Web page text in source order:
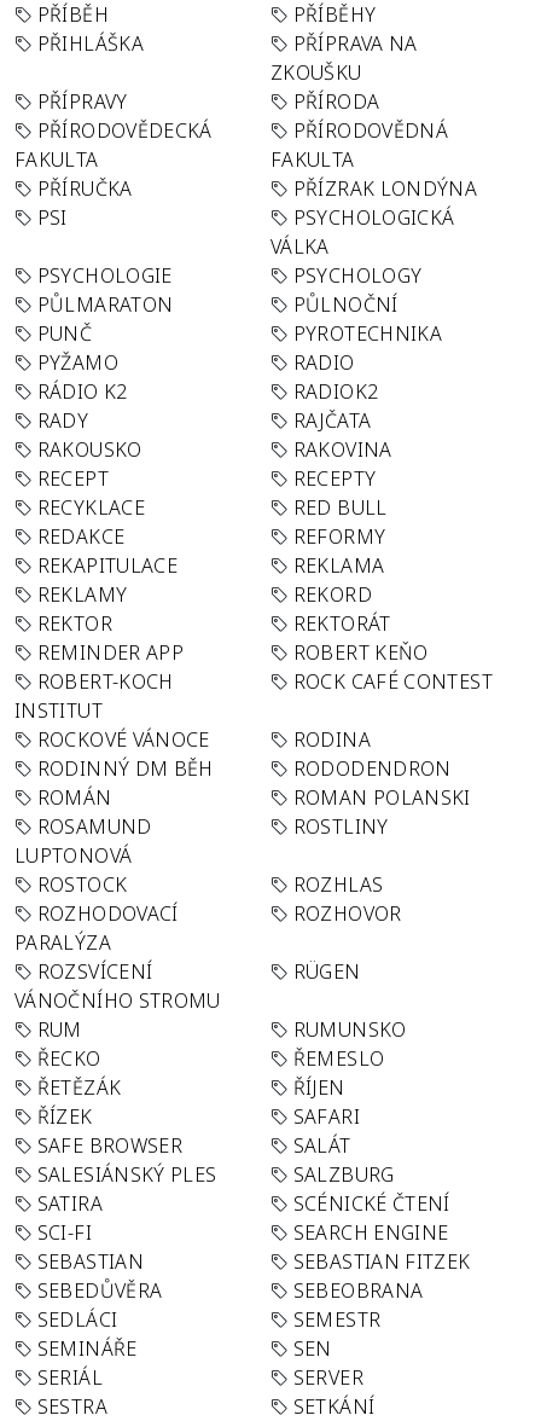
PŘÍBĚH
PŘÍBĚHY
PŘIHLÁŠKA
PŘÍPRAVA NA
ZKOUŠKU
PŘÍPRAVY
PŘÍRODA
PŘÍRODOVĚDECKÁ
FAKULTA
PŘÍRODOVĚDNÁ
FAKULTA
PŘÍRUČKA
PŘÍZRAK LONDÝNA
PSI
PSYCHOLOGICKÁ
VÁLKA
PSYCHOLOGIE
PSYCHOLOGY
PŮLMARATON
PŮLNOČNÍ
PUNČ
PYROTECHNIKA
PYŽAMO
RADIO
RÁDIO K2
RADIOK2
RADY
RAJČATA
RAKOUSKO
RAKOVINA
RECEPT
RECEPTY
RECYKLACE
RED BULL
REDAKCE
REFORMY
REKAPITULACE
REKLAMA
REKLAMY
REKORD
REKTOR
REKTORÁT
REMINDER APP
ROBERT KEŇO
ROBERT-KOCH
INSTITUT
ROCK CAFÉ CONTEST
ROCKOVÉ VÁNOCE
RODINA
RODINNÝ DM BĚH
RODODENDRON
ROMÁN
ROMAN POLANSKI
ROSAMUND
LUPTONOVÁ
ROSTLINY
ROSTOCK
ROZHLAS
ROZHODOVACÍ
PARALÝZA
ROZHOVOR
ROZSVÍCENÍ
VÁNOČNÍHO STROMU
RÜGEN
RUM
RUMUNSKO
ŘECKO
ŘEMESLO
ŘETĚZÁK
ŘÍJEN
ŘÍZEK
SAFARI
SAFE BROWSER
SALÁT
SALESIÁNSKÝ PLES
SALZBURG
SATIRA
SCÉNICKÉ ČTENÍ
SCI-FI
SEARCH ENGINE
SEBASTIAN
SEBASTIAN FITZEK
SEBEDŮVĚRA
SEBEOBRANA
SEDLÁCI
SEMESTR
SEMINÁŘE
SEN
SERIÁL
SERVER
SESTRA
SETKÁNÍ